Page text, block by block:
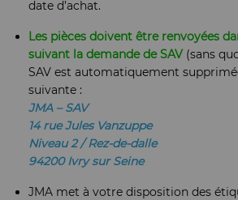
date d’achat.
Les pièces doivent être renvoyées
suivant la demande de SAV (sans
SAV est automatiquement
suivante :
JMA – SAV
14 rue Jules Vanzuppe
Niveau 2 / Rez-de-dalle
94200 Ivry sur Seine
JMA met à votre disposition des